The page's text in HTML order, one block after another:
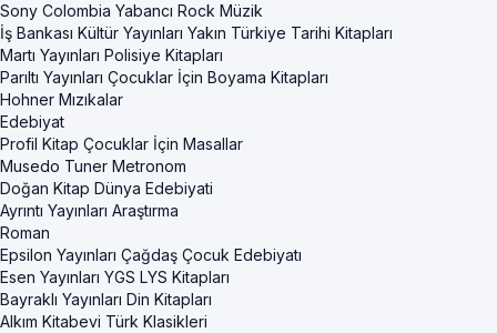
Sony Colombia Yabancı Rock Müzik
İş Bankası Kültür Yayınları Yakın Türkiye Tarihi Kitapları
Martı Yayınları Polisiye Kitapları
Parıltı Yayınları Çocuklar İçin Boyama Kitapları
Hohner Mızıkalar
Edebiyat
Profil Kitap Çocuklar İçin Masallar
Musedo Tuner Metronom
Doğan Kitap Dünya Edebiyati
Ayrıntı Yayınları Araştırma
Roman
Epsilon Yayınları Çağdaş Çocuk Edebiyatı
Esen Yayınları YGS LYS Kitapları
Bayraklı Yayınları Din Kitapları
Alkım Kitabevi Türk Klasikleri